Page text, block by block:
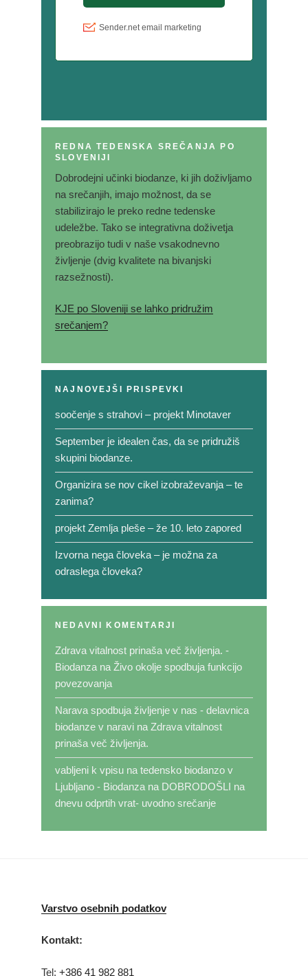
REDNA TEDENSKA SREČANJA PO
SLOVENIJI
Dobrodejni učinki biodanze, ki jih doživljamo
na srečanjih, imajo možnost, da se
stabilizirajo le preko redne tedenske
udeležbe. Tako se integrativna doživetja
preobrazijo tudi v naše vsakodnevno
življenje (dvig kvalitete na bivanjski
razsežnosti).
KJE po Sloveniji se lahko pridružim
srečanjem?
NAJNOVEJŠI PRISPEVKI
soočenje s strahovi – projekt Minotaver
September je idealen čas, da se pridružiš
skupini biodanze.
Organizira se nov cikel izobraževanja – te
zanima?
projekt Zemlja pleše – že 10. leto zapored
Izvorna nega človeka – je možna za
odraslega človeka?
NEDAVNI KOMENTARJI
Zdrava vitalnost prinaša več življenja. -
Biodanza na Živo okolje spodbuja funkcijo
povezovanja
Narava spodbuja življenje v nas - delavnica
biodanze v naravi na Zdrava vitalnost
prinaša več življenja.
vabljeni k vpisu na tedensko biodanzo v
Ljubljano - Biodanza na DOBRODOŠLI na
dnevu odprtih vrat- uvodno srečanje
Varstvo osebnih podatkov
Kontakt:
Tel: +386 41 982 881